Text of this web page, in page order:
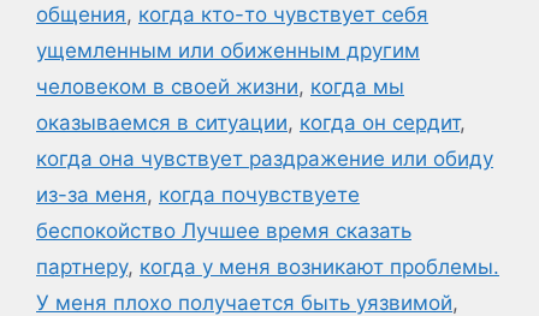
общения, когда кто-то чувствует себя
ущемленным или обиженным другим
человеком в своей жизни, когда мы
оказываемся в ситуации, когда он сердит,
когда она чувствует раздражение или обиду
из-за меня, когда почувствуете
беспокойство Лучшее время сказать
партнеру, когда у меня возникают проблемы.
У меня плохо получается быть уязвимой,